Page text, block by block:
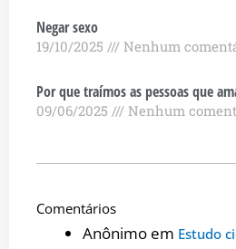
Negar sexo
19/10/2025 Nenhum
Por que traímos as pessoas que
09/06/2025 Nenhum
Comentários
Anônimo em Estudo